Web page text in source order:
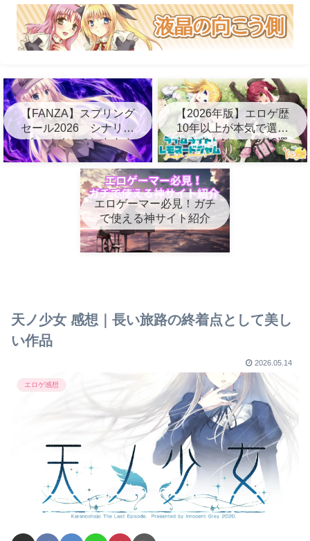
【FANZA】スプリング
セール2026 シナリオ
ゲーメインでおすすめ
10選
【2026年版】エロゲ歴
10年以上が本気で選ぶ
初心者向けエロゲ10選
エロゲーマー必見！ガチ
で使える神サイト紹介
天ノ少女 感想｜長い旅路の終着点として美し
い作品
2026.05.14
エロゲ感想